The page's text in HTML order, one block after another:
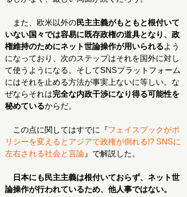
また、欧米以外の民主主義がもともと根付いて
いない国々では容易に既存政権の道具となり、政
権維持のためにネット世論操作が用いられるよう
になっており、次のステップはそれを国外に対し
て使うようになる。そしてSNSプラットフォーム
にはそれを止める方法が事実上ないに等しい。な
ぜならそれは完全な内政干渉になり得る可能性を
秘めているからだ。
この点に関してはすでに『フェイスブックがポ
リシーを変えるとアジアで政権が倒れる!? SNSに
左右される社会と言論 』で解説した。
日本にも民主主義は根付いておらず、ネット世
論操作が行われているため、他人事ではない。